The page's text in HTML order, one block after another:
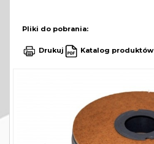
Pliki do pobrania:
Drukuj Katalog produktów